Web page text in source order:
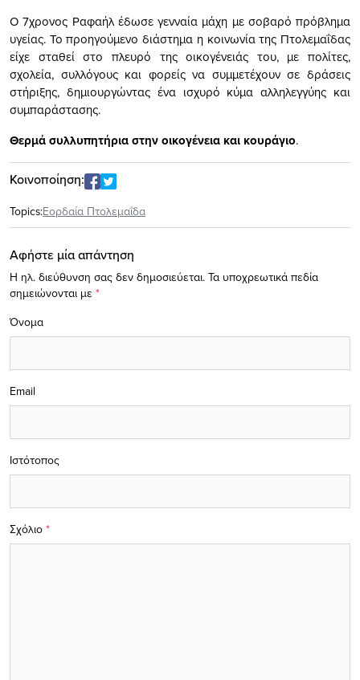
Ο 7χρονος Ραφαήλ έδωσε γενναία μάχη με σοβαρό πρόβλημα
υγείας. Το προηγούμενο διάστημα η κοινωνία της Πτολεμαΐδας
είχε σταθεί στο πλευρό της οικογένειάς του, με πολίτες,
σχολεία, συλλόγους και φορείς να συμμετέχουν σε δράσεις
στήριξης, δημιουργώντας ένα ισχυρό κύμα αλληλεγγύης και
συμπαράστασης.
Θερμά συλλυπητήρια στην οικογένεια και κουράγιο.
Κοινοποίηση:
Topics:Εορδαία Πτολεμαΐδα
Αφήστε μία απάντηση
Η ηλ. διεύθυνση σας δεν δημοσιεύεται. Τα υποχρεωτικά πεδία
σημειώνονται με *
Σχόλιο *
Όνομα
Email
Ιστότοπος